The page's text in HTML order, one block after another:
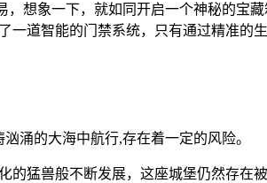
想象一下，就如同开启一个神秘的宝
道智能的门禁系统，只有通过精准的
涌的大海中航行,存在着一定的风险。
的猛兽般不断发展，这座城堡仍然存在